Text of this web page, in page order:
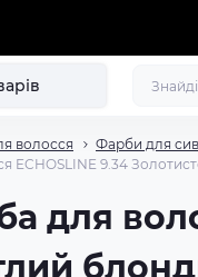
волосся Фарби для
ECHOSLINE 9.34
для